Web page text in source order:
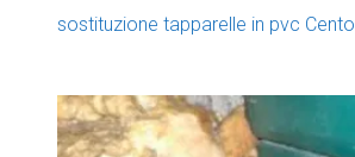
sostituzione tapparelle in pvc Cento